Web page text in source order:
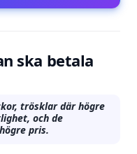
ska betala
trösklar där högre
och de
pris.